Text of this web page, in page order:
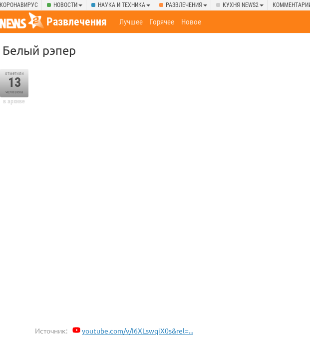
КОРОНАВИРУС НОВОСТИ НАУКА И ТЕХНИКА РАЗВЛЕЧЕНИЯ КУХНЯ NEWS2
Развлечения Лучшее Горячее Новое
Белый рэпер
отметили
13
человека
в архиве
Источник: youtube.com/v/I6XLswqiX0s&rel=...